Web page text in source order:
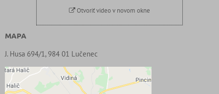
Otvoriť video v novom okne
MAPA
J. Husa 694/1, 984 01 Lučenec